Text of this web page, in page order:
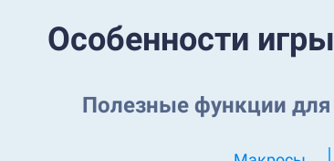
Особенности игры
Полезные функции для